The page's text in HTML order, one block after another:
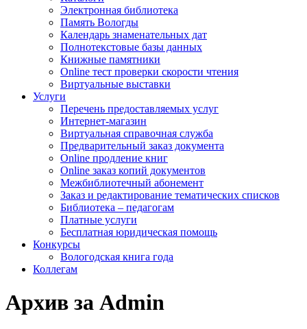
Электронная библиотека
Память Вологды
Календарь знаменательных дат
Полнотекстовые базы данных
Книжные памятники
Online тест проверки скорости чтения
Виртуальные выставки
Услуги
Перечень предоставляемых услуг
Интернет-магазин
Виртуальная справочная служба
Предварительный заказ документа
Online продление книг
Online заказ копий документов
Межбиблиотечный абонемент
Заказ и редактирование тематических списков
Библиотека – педагогам
Платные услуги
Бесплатная юридическая помощь
Конкурсы
Вологодская книга года
Коллегам
Архив за Admin